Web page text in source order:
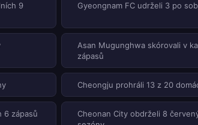
9
Gyeongnam FC udrželi 3 po
Asan Mugunghwa skórovali v
zápasů
Cheongju prohráli 13 z 20
6 zápasů
Cheonan City obdrželi 8